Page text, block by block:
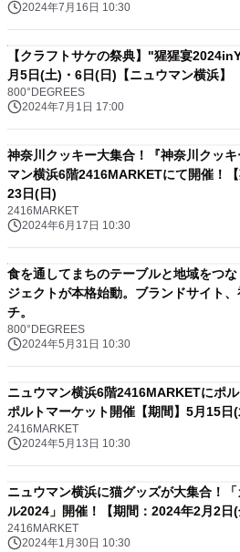
2024年7月16日 10:30
【クラフトサケの祭典】"猩猩宴
月5日(土)・6日(日)【ニュウマン横浜】
800°DEGREES
2024年7月1日 17:00
神奈川クッキー大集合！『神奈川クッ
マン横浜6階2416MARKETにて開催！
23日(日)
2416MARKET
2024年6月17日 10:30
食を通してまちのテーブルと地域をつ
ジェクトが本格始動。ブランドサイト
チ。
800°DEGREES
2024年5月31日 10:30
ニュウマン横浜6階2416MARKETにポ
ポルトマーケット開催【期間】5月15日
2416MARKET
2024年5月13日 10:30
ニュウマン横浜に猫グッズが大集合！
ル2024」開催！【期間：2024年2月2日(
2416MARKET
2024年1月30日 10:30